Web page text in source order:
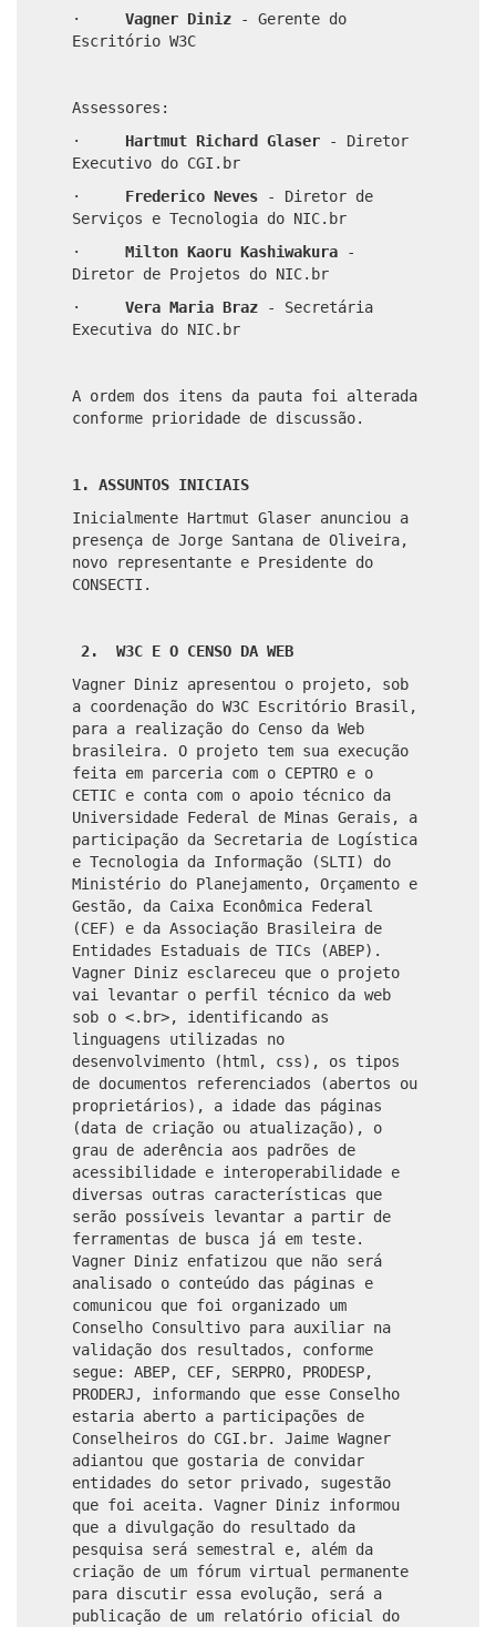
· Vagner Diniz
- Gerente do
Escritório W3C
Assessores:
·
Hartmut Richard Glaser
- Diretor
Executivo do CGI.br
·
Frederico Neves
- Diretor de
Serviços e Tecnologia do NIC.br
·
Milton Kaoru Kashiwakura
-
Diretor de Projetos do NIC.br
·
Vera Maria Braz
- Secretária
Executiva do NIC.br
A ordem dos itens da pauta foi alterada
conforme prioridade de discussão.
1. ASSUNTOS INICIAIS
Inicialmente Hartmut Glaser anunciou a
presença de Jorge Santana de Oliveira,
novo representante e Presidente do
CONSECTI.
2. W3C E O CENSO DA WEB
Vagner Diniz apresentou o projeto, sob
a coordenação do W3C Escritório Brasil,
para a realização do Censo da Web
brasileira. O projeto tem sua execução
feita em parceria com o CEPTRO e o
CETIC e conta com o apoio técnico da
Universidade Federal de Minas Gerais, a
participação da Secretaria de Logística
e Tecnologia da Informação (SLTI) do
Ministério do Planejamento, Orçamento e
Gestão, da Caixa Econômica Federal
(CEF) e da Associação Brasileira de
Entidades Estaduais de TICs (ABEP).
Vagner Diniz esclareceu que o projeto
vai levantar o perfil técnico da web
sob o <.br>, identificando as
linguagens utilizadas no
desenvolvimento (html, css), os tipos
de documentos referenciados (abertos ou
proprietários), a idade das páginas
(data de criação ou atualização), o
grau de aderência aos padrões de
acessibilidade e interoperabilidade e
diversas outras características que
serão possíveis levantar a partir de
ferramentas de busca já em teste.
Vagner Diniz enfatizou que não será
analisado o conteúdo das páginas e
comunicou que foi organizado um
Conselho Consultivo para auxiliar na
validação dos resultados, conforme
segue: ABEP, CEF, SERPRO, PRODESP,
PRODERJ, informando que esse Conselho
estaria aberto a participações de
Conselheiros do CGI.br. Jaime Wagner
adiantou que gostaria de convidar
entidades do setor privado, sugestão
que foi aceita. Vagner Diniz informou
que a divulgação do resultado da
pesquisa será semestral e, além da
criação de um fórum virtual permanente
para discutir essa evolução, será a
publicação de um relatório oficial do